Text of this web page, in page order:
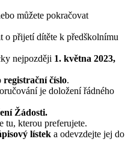
můžete pokračovat
o přijetí dítěte k předškolnímu
nejpozději 1. května 2023,
registrační číslo.
je doložení řádného
Žádosti.
tu, kterou preferujete.
lístek a odevzdejte jej do